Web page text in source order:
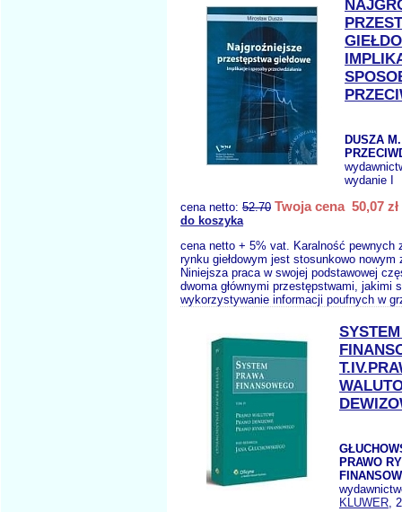
DUSZA
wydanie I
cena netto: 52.70 Twoja cena 50,07 zł
do koszyka
cena netto + 5% vat. Karalność pewnych
rynku giełdowym jest stosunkowo nowym
Niniejsza praca w swojej podstawowej
dwoma głównymi przestępstwami, jakimi
wykorzystywanie informacji poufnych w
PRAWO
KLUWER,